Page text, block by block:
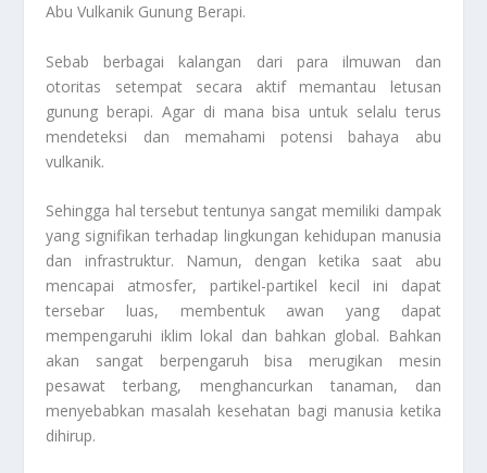
Abu Vulkanik Gunung Berapi.
Sebab berbagai kalangan dari para ilmuwan dan
otoritas setempat secara aktif memantau letusan
gunung berapi. Agar di mana bisa untuk selalu terus
mendeteksi dan memahami potensi bahaya abu
vulkanik.
Sehingga hal tersebut tentunya sangat memiliki dampak
yang signifikan terhadap lingkungan kehidupan manusia
dan infrastruktur. Namun, dengan ketika saat abu
mencapai atmosfer, partikel-partikel kecil ini dapat
tersebar luas, membentuk awan yang dapat
mempengaruhi iklim lokal dan bahkan global. Bahkan
akan sangat berpengaruh bisa merugikan mesin
pesawat terbang, menghancurkan tanaman, dan
menyebabkan masalah kesehatan bagi manusia ketika
dihirup.